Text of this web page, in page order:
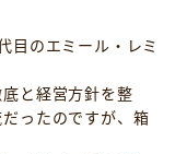
目のエミール・レミ
と経営方針を整
ったのですが、箱